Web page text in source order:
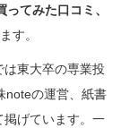
てみた口コミ、
す。
は東大卒の専業投
noteの運営、紙書
掲げています。一